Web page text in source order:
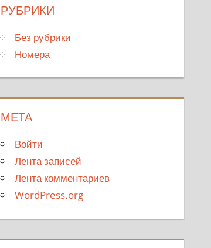
РУБРИКИ
Без рубрики
Номера
МЕТА
Войти
Лента записей
Лента комментариев
WordPress.org